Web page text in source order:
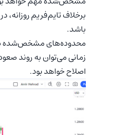
باشد.
محدوده‌های مشخص‌شده در
زمانی می‌توان به روند
اصلاح خواهد بود.